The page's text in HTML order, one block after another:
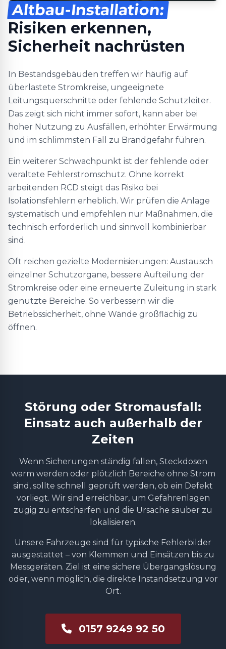
Altbau-Installation:
Risiken erkennen,
Sicherheit nachrüsten
In Bestandsgebäuden treffen wir häufig auf
überlastete Stromkreise, ungeeignete
Leitungsquerschnitte oder fehlende Schutzleiter.
Das zeigt sich nicht immer sofort, kann aber bei
hoher Nutzung zu Ausfällen, erhöhter Erwärmung
und im schlimmsten Fall zu Brandgefahr führen.
Ein weiterer Schwachpunkt ist der fehlende oder
veraltete Fehlerstromschutz. Ohne korrekt
arbeitenden RCD steigt das Risiko bei
Isolationsfehlern erheblich. Wir prüfen die Anlage
systematisch und empfehlen nur Maßnahmen, die
technisch erforderlich und sinnvoll kombinierbar
sind.
Oft reichen gezielte Modernisierungen: Austausch
einzelner Schutzorgane, bessere Aufteilung der
Stromkreise oder eine erneuerte Zuleitung in stark
genutzte Bereiche. So verbessern wir die
Betriebssicherheit, ohne Wände großflächig zu
öffnen.
Störung oder Stromausfall:
Einsatz auch außerhalb der
Zeiten
Wenn Sicherungen ständig fallen, Steckdosen
warm werden oder plötzlich Bereiche ohne Strom
sind, sollte schnell geprüft werden, ob ein Defekt
vorliegt. Wir sind erreichbar, um Gefahrenlagen
zügig zu entschärfen und die Ursache sauber zu
lokalisieren.
Unsere Fahrzeuge sind für typische Fehlerbilder
ausgestattet – von Klemmen und Einsätzen bis zu
Messgeräten. Ziel ist eine sichere Übergangslösung
oder, wenn möglich, die direkte Instandsetzung vor
Ort.
0157 9249 92 50